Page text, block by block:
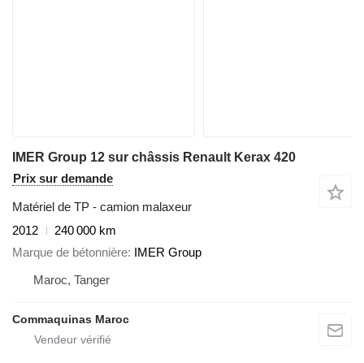
IMER Group 12 sur châssis Renault Kerax 420
Prix sur demande
Matériel de TP - camion malaxeur
2012
240 000 km
Marque de bétonnière IMER Group
Maroc, Tanger
Commaquinas Maroc